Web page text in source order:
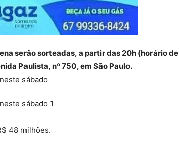
serão sorteadas, a partir das 20h (horário de
Paulista, nº 750, em São Paulo.
48 milhões.